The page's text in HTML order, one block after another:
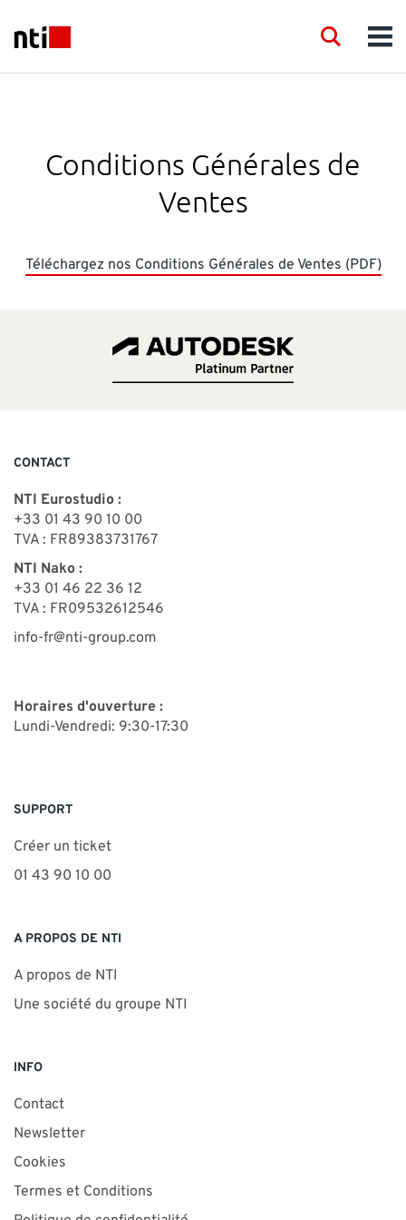
NTI logo
CONSEIL
PRODUITS
FORMATION
ACTUALITES
Vous avez besoin d'aide ?
Contacter NTI Eurostudio : 01 43 90 10 00 Contacter NTI
Nako : 01 46 22 36 12 E-mail :
Support : support-fr@nti-group.com
España Ireland Ísland
Search
Conditions Générales de
Ventes
Téléchargez nos Conditions Générales de Ventes (PDF)
CONTACT
NTI Eurostudio :
+33 01 43 90 10 00
TVA : FR89383731767
NTI Nako :
+33 01 46 22 36 12
TVA : FR09532612546
info-fr@nti-group.com
Horaires d'ouverture :
Lundi-Vendredi: 9:30-17:30
SUPPORT
Créer un ticket
01 43 90 10 00
A PROPOS DE NTI
A propos de NTI
Une société du groupe NTI
INFO
Contact
Newsletter
Cookies
Termes et Conditions